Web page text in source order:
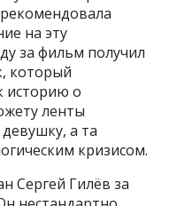
на эту
за фильм получил
который
историю о
ленты
а та
кризисом.
Сергей Гилёв за